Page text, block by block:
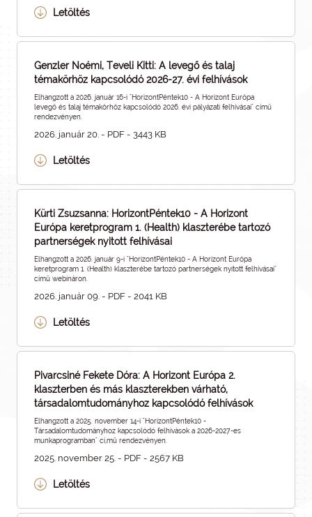
Letöltés
Genzler Noémi, Teveli Kitti: A levegő és talaj
témakörhöz kapcsolódó 2026-27. évi felhívások
Elhangzott a 2026. január 16-i "HorizontPéntek10 - A Horizont Európa
levegő és talaj témakörhöz kapcsolódó 2026. évi pályázati felhívásai" című
rendezvényen.
2026. január 20. - PDF - 3443 KB
Letöltés
Kürti Zsuzsanna: HorizontPéntek10 - A Horizont
Európa keretprogram 1. (Health) klaszterébe tartozó
partnerségek nyitott felhívásai
Elhangzott a 2026. január 9-i "HorizontPéntek10 - A Horizont Európa
keretprogram 1. (Health) klaszterébe tartozó partnerségek nyitott felhívásai"
című webináron.
2026. január 09. - PDF - 2041 KB
Letöltés
Pivarcsiné Fekete Dóra: A Horizont Európa 2.
klaszterben és más klaszterekben várható,
társadalomtudományhoz kapcsolódó felhívások
Elhangzott a 2025. november 14-i "HorizontPéntek10 -
Társadalomtudományhoz kapcsolódó felhívások a 2026-2027-es
munkaprogramban" cí,mű rendezvényen.
2025. november 25. - PDF - 2567 KB
Letöltés